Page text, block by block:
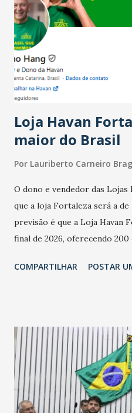
Ainda segundo a Pesquisa,
bares e restaurantes
registraram equilíbrio
estabelecimentos no prejuízo
do observado no mês
novembro. Em relação a
Loja Havan
maior do Brasil
Por Lauriberto Carneiro
O dono e vendedor das Lojas
que a loja Fortaleza será a de
previsão é que a Loja Havan
final de 2026, oferecendo
Havan Fortaleza ainda não
COMPARTILHAR POSTAR